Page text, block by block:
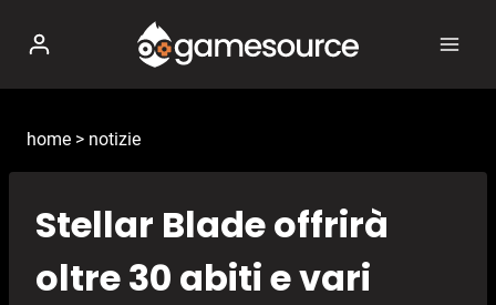
contenuto
home > notizie
Stellar Blade offrirà
oltre 30 abiti e vari